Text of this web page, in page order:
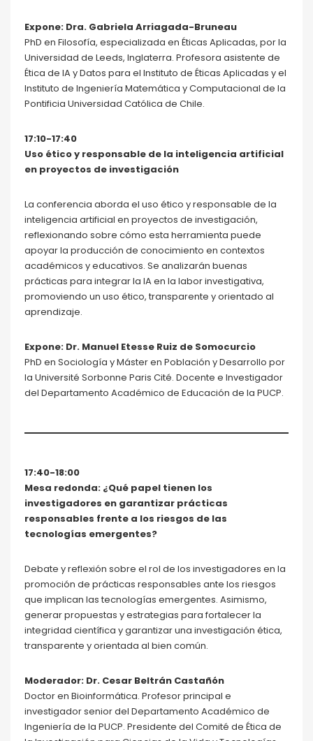
Expone: Dra. Gabriela Arriagada-Bruneau
PhD en Filosofía, especializada en Éticas Aplicadas, por la
Universidad de Leeds, Inglaterra. Profesora asistente de
Ética de IA y Datos para el Instituto de Éticas Aplicadas y el
Instituto de Ingeniería Matemática y Computacional de la
Pontificia Universidad Católica de Chile.
17:10-17:40
Uso ético y responsable de la inteligencia artificial
en proyectos de investigación
La conferencia aborda el uso ético y responsable de la
inteligencia artificial en proyectos de investigación,
reflexionando sobre cómo esta herramienta puede
apoyar la producción de conocimiento en contextos
académicos y educativos. Se analizarán buenas
prácticas para integrar la IA en la labor investigativa,
promoviendo un uso ético, transparente y orientado al
aprendizaje.
Expone: Dr. Manuel Etesse Ruiz de Somocurcio
PhD en Sociología y Máster en Población y Desarrollo por
la Université Sorbonne Paris Cité. Docente e Investigador
del Departamento Académico de Educación de la PUCP.
17:40-18:00
Mesa redonda: ¿Qué papel tienen los
investigadores en garantizar prácticas
responsables frente a los riesgos de las
tecnologías emergentes?
Debate y reflexión sobre el rol de los investigadores en la
promoción de prácticas responsables ante los riesgos
que implican las tecnologías emergentes. Asimismo,
generar propuestas y estrategias para fortalecer la
integridad científica y garantizar una investigación ética,
transparente y orientada al bien común.
Moderador: Dr. Cesar Beltrán Castañón
Doctor en Bioinformática. Profesor principal e
investigador senior del Departamento Académico de
Ingeniería de la PUCP. Presidente del Comité de Ética de